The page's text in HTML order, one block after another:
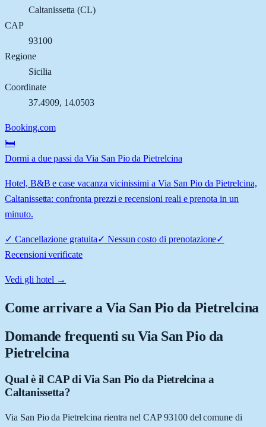
Caltanissetta (CL)
CAP
93100
Regione
Sicilia
Coordinate
37.4909, 14.0503
Booking.com
🛏️
Dormi a due passi da Via San Pio da Pietrelcina
Hotel, B&B e case vacanza vicinissimi a Via San Pio da Pietrelcina,
Caltanissetta: confronta prezzi e recensioni reali e prenota in un
minuto.
✓ Cancellazione gratuita✓ Nessun costo di prenotazione✓
Recensioni verificate
Vedi gli hotel →
Come arrivare aVia San Pio da Pietrelcina
Domande frequenti su Via San Pio da
Pietrelcina
Qual è il CAP di Via San Pio da Pietrelcina a
Caltanissetta?
Via San Pio da Pietrelcina rientra nel CAP 93100 del comune di